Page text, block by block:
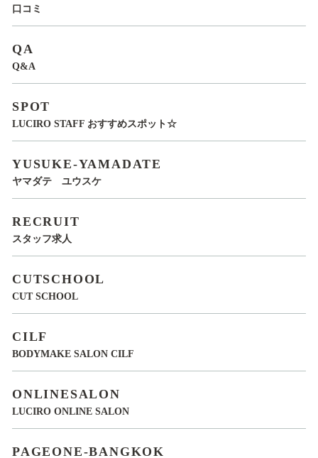
口コミ
QA
Q&A
SPOT
LUCIRO STAFF おすすめスポット☆
YUSUKE-YAMADATE
ヤマダテ ユウスケ
RECRUIT
スタッフ求人
CUTSCHOOL
CUT SCHOOL
CILF
BODYMAKE SALON CILF
ONLINESALON
LUCIRO ONLINE SALON
PAGEONE-BANGKOK